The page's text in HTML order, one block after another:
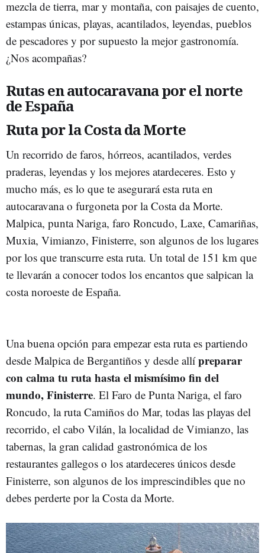
mezcla de tierra, mar y montaña, con paisajes de cuento,
estampas únicas, playas, acantilados, leyendas, pueblos
de pescadores y por supuesto la mejor gastronomía.
¿Nos acompañas?
Rutas en autocaravana por el norte
de España
Ruta por la Costa da Morte
Un recorrido de faros, hórreos, acantilados, verdes
praderas, leyendas y los mejores atardeceres. Esto y
mucho más, es lo que te asegurará esta ruta en
autocaravana o furgoneta por la Costa da Morte.
Malpica, punta Nariga, faro Roncudo, Laxe, Camariñas,
Muxia, Vimianzo, Finisterre, son algunos de los lugares
por los que transcurre esta ruta. Un total de 151 km que
te llevarán a conocer todos los encantos que salpican la
costa noroeste de España.
Una buena opción para empezar esta ruta es partiendo
desde Malpica de Bergantiños y desde allípreparar
con calma tu ruta hasta el mismísimo fin del
mundo, Finisterre. El Faro de Punta Nariga, el faro
Roncudo, la ruta Camiños do Mar, todas las playas del
recorrido, el cabo Vilán, la localidad de Vimianzo, las
tabernas, la gran calidad gastronómica de los
restaurantes gallegos o los atardeceres únicos desde
Finisterre, son algunos de los imprescindibles que no
debes perderte por la Costa da Morte.